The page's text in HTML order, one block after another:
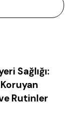
Sağlığı:
Koruyan
Rutinler